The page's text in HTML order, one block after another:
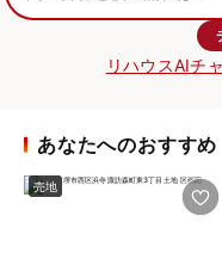
リハウスAIチ
あなたへのおすすめ
売地